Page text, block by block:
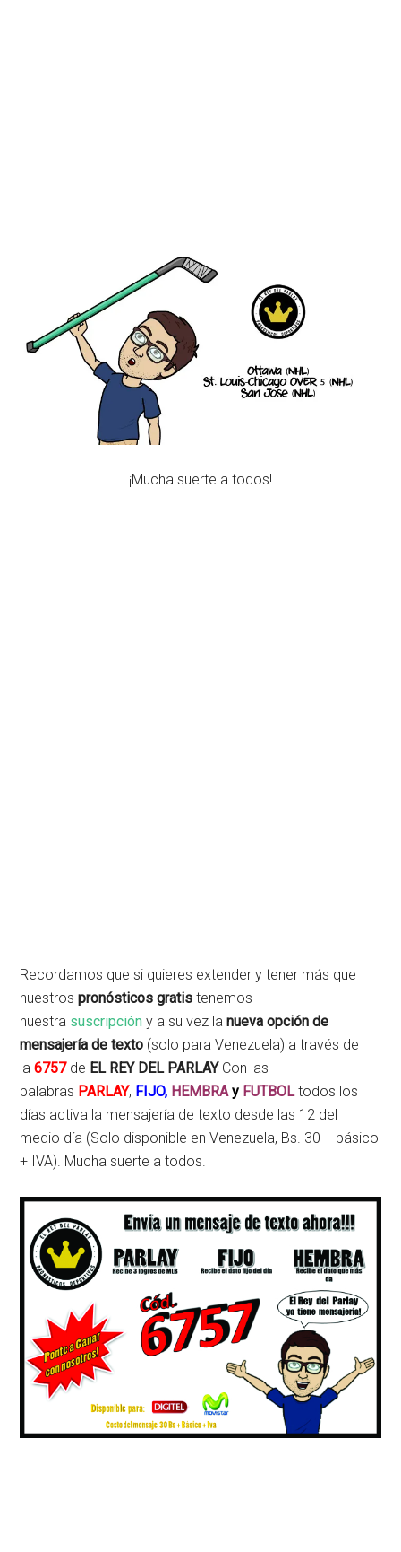
¡Mucha suerte a todos!
Recordamos que si quieres extender y tener más que
nuestrospronósticos gratis tenemos
nuestra suscripción y a su vez lanueva opción de
mensajería de texto (solo para Venezuela) a través de
la6757de EL REY DEL PARLAYCon las
palabras PARLAY, FIJO, HEMBRAy FUTBOLtodos los
días activa la mensajería de texto desde las 12 del
medio día (Solo disponible en Venezuela, Bs. 30 + básico
+ IVA). Mucha suerte a todos.